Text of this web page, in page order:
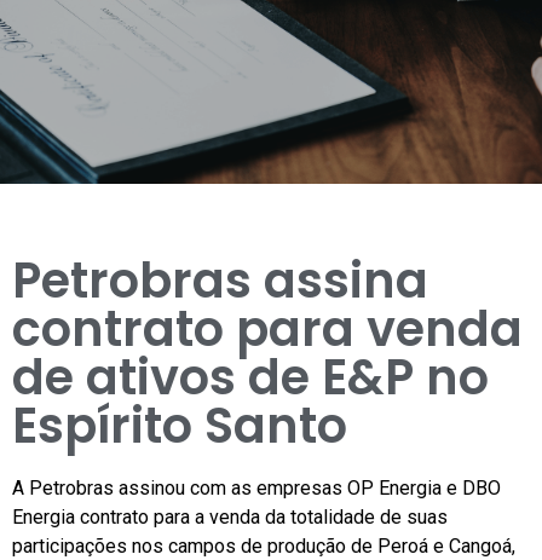
Petrobras assina
contrato para venda
de ativos de E&P no
Espírito Santo
A Petrobras assinou com as empresas OP Energia e DBO
Energia contrato para a venda da totalidade de suas
participações nos campos de produção de Peroá e Cangoá,